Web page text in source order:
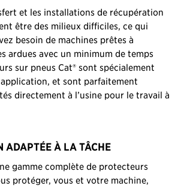
et les installations de récupération
être des milieux difficiles, ce qui
besoin de machines prêtes à
ardues avec un minimum de temps
sur pneus Cat® sont spécialement
et sont parfaitement
directement à l’usine pour le travail à
ADAPTÉE À LA TÂCHE
gamme complète de protecteurs
protéger, vous et votre machine,